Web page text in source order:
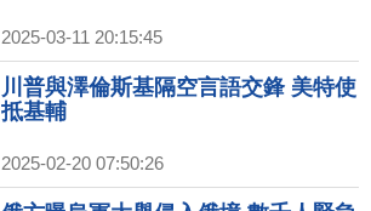
2025-03-11 20:15:45
川普與澤倫斯基隔空言語交鋒 美特使
抵基輔
2025-02-20 07:50:26